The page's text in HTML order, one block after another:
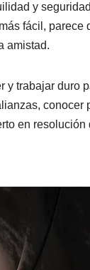
y
fácil, parece
amistad.
y trabajar duro
conocer
en resolución